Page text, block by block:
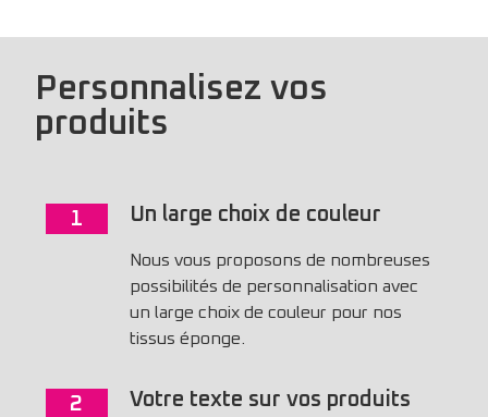
Personnalisez vos
produits
1 Un large choix de couleur
Nous vous proposons de nombreuses
possibilités de personnalisation avec
un large choix de couleur pour nos
tissus éponge.
2 Votre texte sur vos produits